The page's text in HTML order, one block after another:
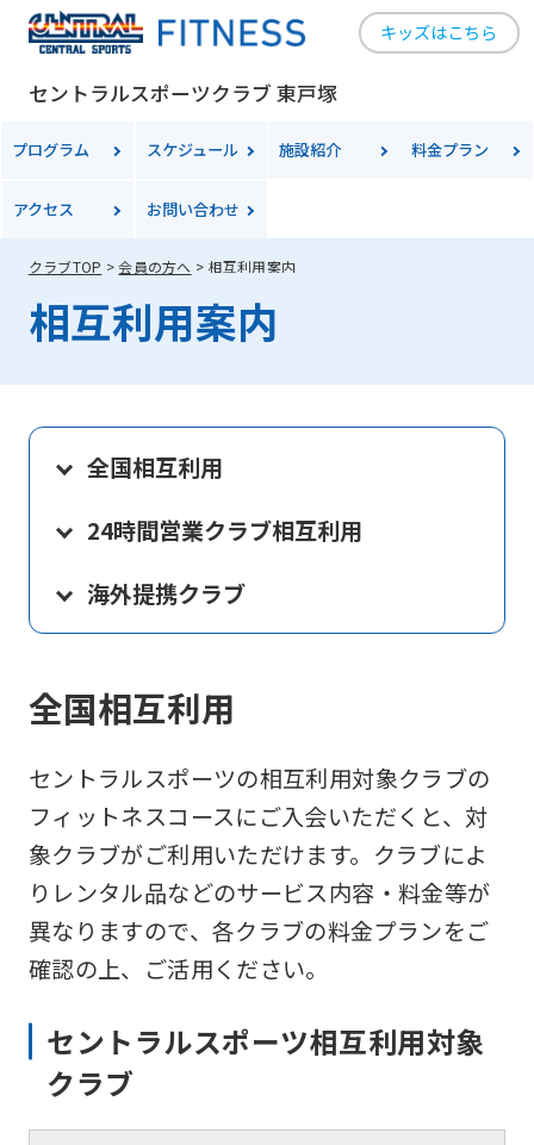
キッズはこちら
セントラルスポーツクラブ 東戸塚
プログラム スケジュール 施設紹介 料金プラン
アクセス お問い合わせ
クラブTOP 会員の方へ 相互利用案内
相互利用案内
全国相互利用
24時間営業クラブ相互利用
海外提携クラブ
全国相互利用
セントラルスポーツの相互利用対象クラブの
フィットネスコースにご入会いただくと、対
象クラブがご利用いただけます。クラブによ
りレンタル品などのサービス内容・料金等が
異なりますので、各クラブの料金プランをご
確認の上、ご活用ください。
セントラルスポーツ相互利用対象
クラブ